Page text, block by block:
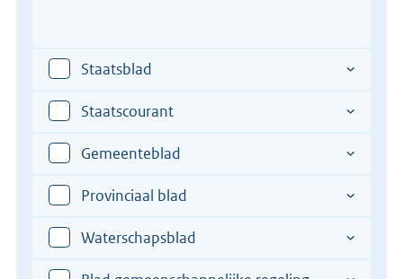
van
verdrag
een
plaats
in
de
totstandkoming
van
het
verdrag
Staatsblad
Staatscourant
Gemeenteblad
Provinciaal blad
Waterschapsblad